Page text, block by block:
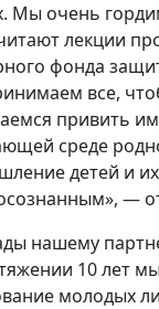
Мы очень
лекции
фонда
все,
привить
среде
детей и
—
нашему
10 лет
молодых